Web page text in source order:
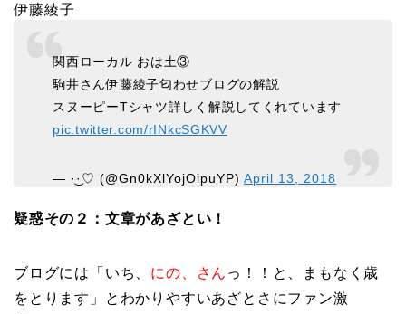
伊藤綾子
関西ローカル おは土③
駒井さん伊藤綾子匂わせブログの解説
スヌーピーTシャツ詳しく解説してくれています
pic.twitter.com/rINkcSGKVV
— ·͜·♡ (@Gn0kXlYojOipuYP)April 13, 2018
疑惑その２：文章があざとい！
ブログには「いち、 にの、さん っ！！と、まもなく歳
をとります」とわかりやすいあざとさにファン激